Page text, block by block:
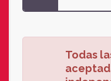
Todas